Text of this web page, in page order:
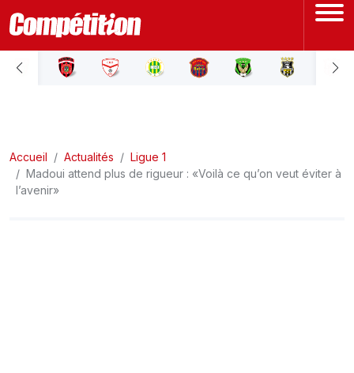
ACCUEIL
LIGUE 2
Accueil Actualités
Ligue 1
Madoui attend plus de rigueur : «Voilà ce qu’on veut éviter à
l’avenir»